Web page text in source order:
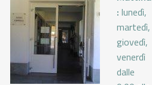
: lunedì,
martedì,
giovedì,
venerdì
dalle